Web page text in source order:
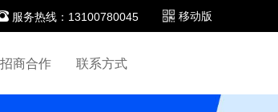
服务热线：13100780045 移动版
招商合作 联系方式